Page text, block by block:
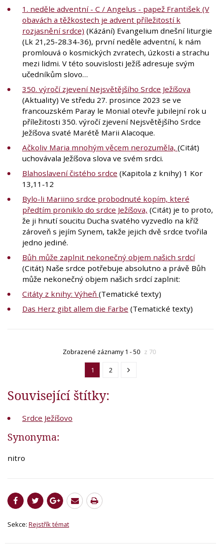
1. neděle adventní - C / Angelus - papež František (V
obavách a těžkostech je advent příležitostí k
rozjasnění srdce) (Kázání) Evangelium dnešní liturgie
(Lk 21,25-28.34-36), první neděle adventní, k nám
promlouvá o kosmických zvratech, úzkosti a strachu
mezi lidmi. V této souvislosti Ježíš adresuje svým
učedníkům slovo…
350. výročí zjevení Nejsvětějšího Srdce Ježíšova
(Aktuality) Ve středu 27. prosince 2023 se ve
francouzském Paray le Monial otevře jubilejní rok u
příležitosti 350. výročí zjevení Nejsvětějšího Srdce
Ježíšova svaté Marétě Marii Alacoque.
Ačkoliv Maria mnohým věcem nerozuměla, (Citát)
uchovávala Ježíšova slova ve svém srdci.
Blahoslavení čistého srdce (Kapitola z knihy) 1 Kor
13,11-12
Bylo-li Mariino srdce probodnuté kopím, které
předtím proniklo do srdce Ježíšova, (Citát) je to proto,
že ji hnutí soucitu Ducha svatého vyzvedlo na kříž
zároveň s jejím Synem, takže jejich dvě srdce tvořila
jedno jediné.
Bůh může zaplnit nekonečný objem našich srdcí
(Citát) Naše srdce potřebuje absolutno a právě Bůh
může nekonečný objem našich srdcí zaplnit:
Citáty z knihy: Výheň (Tematické texty)
Das Herz gibt allem die Farbe (Tematické texty)
Zobrazené záznamy 1 - 50 z 70
1 2
Související štítky:
Srdce Ježíšovo
Synonyma:
nitro
Sekce: Rejstřík témat